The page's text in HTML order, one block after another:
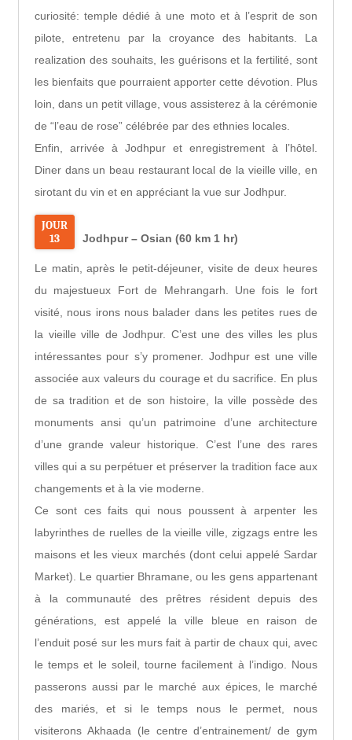
curiosité: temple dédié à une moto et à l’esprit de son
pilote, entretenu par la croyance des habitants. La
realization des souhaits, les guérisons et la fertilité, sont
les bienfaits que pourraient apporter cette dévotion. Plus
loin, dans un petit village, vous assisterez à la cérémonie
de “l’eau de rose” célébrée par des ethnies locales.
Enfin, arrivée à Jodhpur et enregistrement à l’hôtel.
Diner dans un beau restaurant local de la vieille ville, en
sirotant du vin et en appréciant la vue sur Jodhpur.
JOUR
13
Jodhpur – Osian (60 km 1 hr)
Le matin, après le petit-déjeuner, visite de deux heures
du majestueux Fort de Mehrangarh. Une fois le fort
visité, nous irons nous balader dans les petites rues de
la vieille ville de Jodhpur. C’est une des villes les plus
intéressantes pour s’y promener. Jodhpur est une ville
associée aux valeurs du courage et du sacrifice. En plus
de sa tradition et de son histoire, la ville possède des
monuments ansi qu’un patrimoine d’une architecture
d’une grande valeur historique. C’est l’une des rares
villes qui a su perpétuer et préserver la tradition face aux
changements et à la vie moderne.
Ce sont ces faits qui nous poussent à arpenter les
labyrinthes de ruelles de la vieille ville, zigzags entre les
maisons et les vieux marchés (dont celui appelé Sardar
Market). Le quartier Bhramane, ou les gens appartenant
à la communauté des prêtres résident depuis des
générations, est appelé la ville bleue en raison de
l’enduit posé sur les murs fait à partir de chaux qui, avec
le temps et le soleil, tourne facilement à l’indigo. Nous
passerons aussi par le marché aux épices, le marché
des mariés, et si le temps nous le permet, nous
visiterons Akhaada (le centre d’entrainement/ de gym